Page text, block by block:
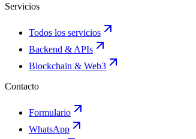
Servicios
Todos los servicios
Backend & APIs
Blockchain & Web3
Contacto
Formulario
WhatsApp